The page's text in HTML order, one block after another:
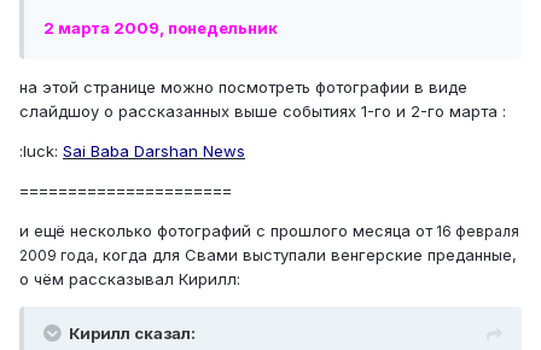
2 марта 2009, понедельник
на этой странице можно посмотреть фотографии в виде
слайдшоу о рассказанных выше событиях 1-го и 2-го марта :
:luck: Sai Baba Darshan News
======================
и ещё несколько фотографий с прошлого месяца от16 февраля
2009 года, когда для Свами выступали венгерские преданные,
о чём рассказывал Кирилл:
Кирилл сказал: